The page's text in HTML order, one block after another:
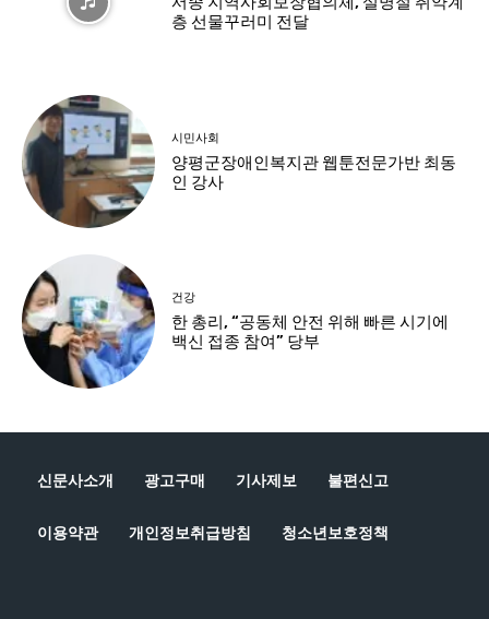
신문사소개 광고구매 기사제보 불편신고
이용약관 개인정보취급방침 청소년보호정책